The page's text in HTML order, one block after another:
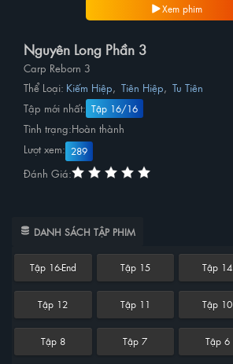
Xem phim
Nguyên Long Phần 3
Carp Reborn 3
Thể Loại: Kiếm Hiệp, Tiên Hiệp, Tu Tiên
Tập mới nhất: Tập 16/16
Tình trạng:Hoàn thành
Lượt xem: 289
Đánh Giá:
DANH SÁCH TẬP PHIM
Tập 16-End Tập 15 Tập 14
Tập 12 Tập 11 Tập 10
Tập 8 Tập 7 Tập 6